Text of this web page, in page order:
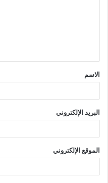
ق
*
الاسم
البريد الإلكتروني
الموقع الإلكتروني